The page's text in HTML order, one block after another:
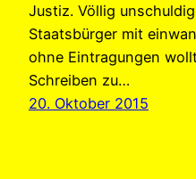
Justiz. Völlig
Staatsbürger mit
ohne Eintragungen
Schreiben zu…
20. Oktober 2015